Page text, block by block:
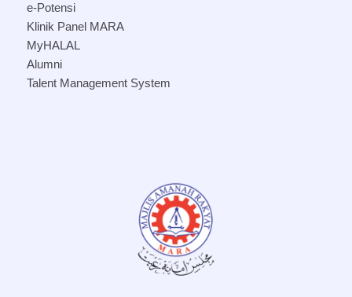
e-Potensi
Klinik Panel MARA
MyHALAL
Alumni
Talent Management System